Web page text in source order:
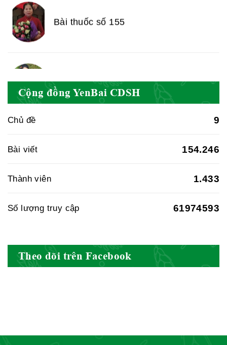
Bài thuốc số 153
Cộng đồng YenBai CDSH
Chủ đề 9
Bài viết 154.246
Thành viên 1.433
Số lượng truy cập 61974593
Theo dõi trên Facebook